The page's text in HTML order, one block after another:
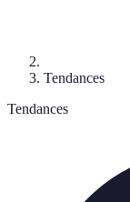
Tendances
Tendances